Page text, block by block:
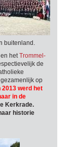
buitenland.
hetTrommel-
de
op
2013 werd het
in de
Kerkrade.
historie